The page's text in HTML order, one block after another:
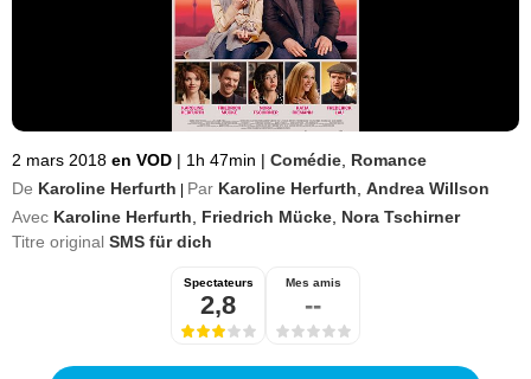
2 mars 2018 en VOD | 1h 47min | Comédie Romance
De Karoline Herfurth Par Karoline Herfurth Andrea Willson
Avec Karoline Herfurth Friedrich Mücke Nora Tschirner
Titre original SMS für dich
Spectateurs
2,8
Mes amis
--